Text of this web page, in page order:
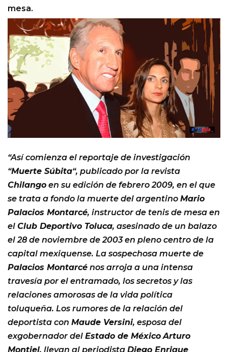
mesa.
“Así comienza el reportaje de investigación
“Muerte Súbita“, publicado por la revista
Chilango en su edición de febrero 2009, en el que
se trata a fondo la muerte del argentino Mario
Palacios Montarcé, instructor de tenis de mesa en
el Club Deportivo Toluca, asesinado de un balazo
el 28 de noviembre de 2003 en pleno centro de la
capital mexiquense. La sospechosa muerte de
Palacios Montarcé nos arroja a una intensa
travesía por el entramado, los secretos y las
relaciones amorosas de la vida política
toluqueña. Los rumores de la relación del
deportista con Maude Versini, esposa del
exgobernador del Estado de México Arturo
Montiel, llevan al periodista Diego Enrique